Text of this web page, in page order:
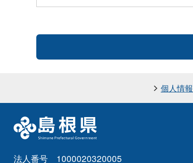
個人情
法人番号 1000020320005